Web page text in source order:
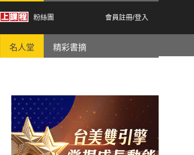
粉絲團 會員註冊/登入
名人堂 精彩書摘